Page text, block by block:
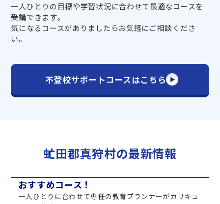
一人ひとりの目標や学習状況に合わせて最適なコースを
受講できます。
気になるコースがありましたらお気軽にご相談くださ
い。
不登校サポートコースはこちら
虻田郡真狩村の最新情報
おすすめコース！
一人ひとりに合わせて専任の教育プランナーがカリキュ